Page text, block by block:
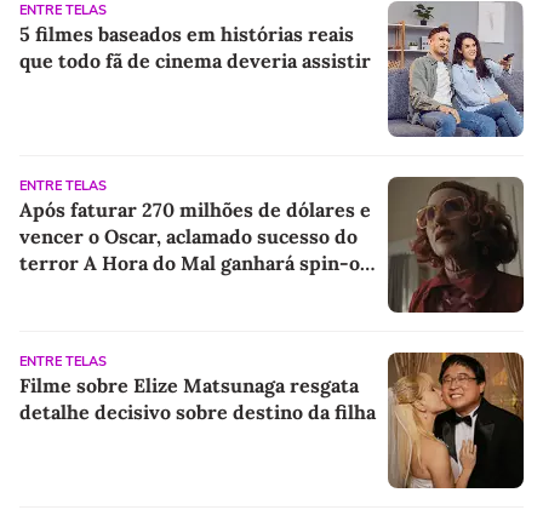
ENTRE TELAS
5 filmes baseados em histórias reais
que todo fã de cinema deveria assistir
ENTRE TELAS
Após faturar 270 milhões de dólares e
vencer o Oscar, aclamado sucesso do
terror A Hora do Mal ganhará spin-off
ENTRE TELAS
Filme sobre Elize Matsunaga resgata
detalhe decisivo sobre destino da filha